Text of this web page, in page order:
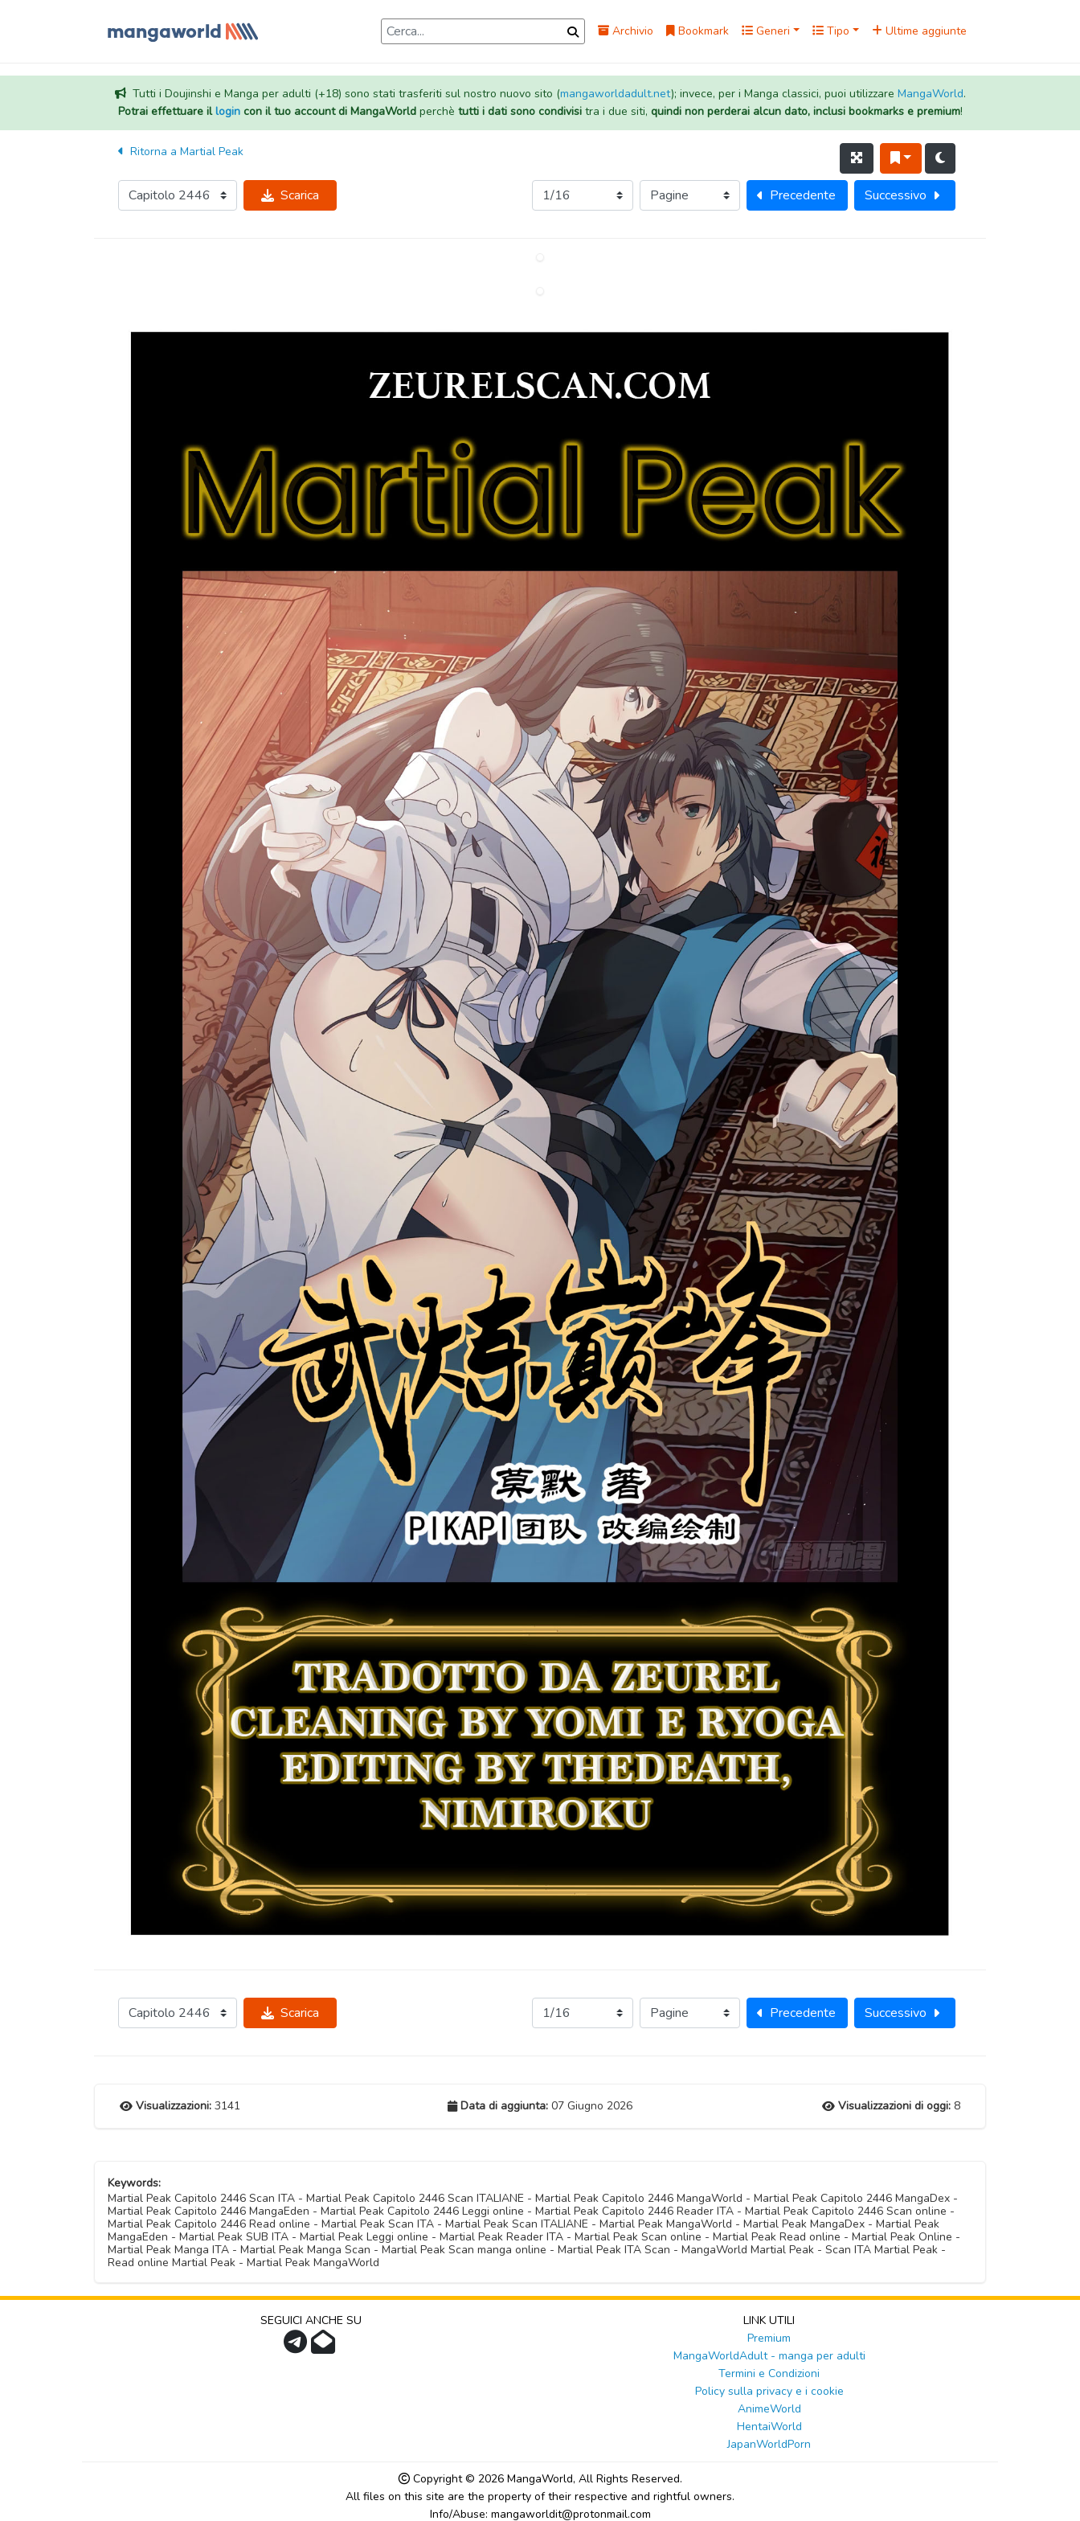
Archivio Bookmark Generi Tipo Ultime aggiunte
Tutti i Doujinshi e Manga per adulti (+18) sono stati trasferiti sul nostro nuovo sito (mangaworldadult.net); invece, per i Manga classici, puoi utilizzare MangaWorld.
Potrai effettuare illogincon il tuo account di MangaWorldperchè tutti i dati sono condivisitra i due siti, quindi non perderai alcun dato, inclusi bookmarks e premium!
Ritorna a Martial Peak
Scarica Precedente Successivo
Scarica Precedente Successivo
Visualizzazioni: 3141 Data di aggiunta:07 Giugno 2026 Visualizzazioni di oggi:8
Keywords:
Martial Peak Capitolo 2446 Scan ITA - Martial Peak Capitolo 2446 Scan ITALIANE - Martial Peak Capitolo 2446 MangaWorld - Martial Peak Capitolo 2446 MangaDex -
Martial Peak Capitolo 2446 MangaEden - Martial Peak Capitolo 2446 Leggi online - Martial Peak Capitolo 2446 Reader ITA - Martial Peak Capitolo 2446 Scan online -
Martial Peak Capitolo 2446 Read online - Martial Peak Scan ITA - Martial Peak Scan ITALIANE - Martial Peak MangaWorld - Martial Peak MangaDex - Martial Peak
MangaEden - Martial Peak SUB ITA - Martial Peak Leggi online - Martial Peak Reader ITA - Martial Peak Scan online - Martial Peak Read online - Martial Peak Online -
Martial Peak Manga ITA - Martial Peak Manga Scan - Martial Peak Scan manga online - Martial Peak ITA Scan - MangaWorld Martial Peak - Scan ITA Martial Peak -
Read online Martial Peak - Martial Peak MangaWorld
SEGUICI ANCHE SU
LINK UTILI
Premium
MangaWorldAdult - manga per adulti
Termini e Condizioni
Policy sulla privacy e i cookie
AnimeWorld
HentaiWorld
JapanWorldPorn
Copyright © 2026 MangaWorld, All Rights Reserved.
All files on this site are the property of their respective and rightful owners.
Info/Abuse: mangaworldit@protonmail.com